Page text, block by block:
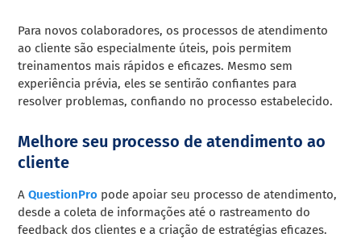
Para novos colaboradores, os processos de atendimento
ao cliente são especialmente úteis, pois permitem
treinamentos mais rápidos e eficazes. Mesmo sem
experiência prévia, eles se sentirão confiantes para
resolver problemas, confiando no processo estabelecido.
Melhore seu processo de atendimento ao
cliente
AQuestionPro pode apoiar seu processo de atendimento,
desde a coleta de informações até o rastreamento do
feedback dos clientes e a criação de estratégias eficazes.